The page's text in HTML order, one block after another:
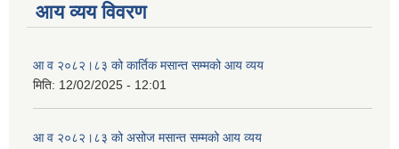
आय व्यय विवरण
आ व २०८२।८३ को कार्तिक मसान्त सम्मको आय व्यय
मिति: 12/02/2025 - 12:01
आ व २०८२।८३ को असोज मसान्त सम्मको आय व्यय